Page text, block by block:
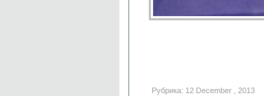
Рубрика: 12 December , 2013